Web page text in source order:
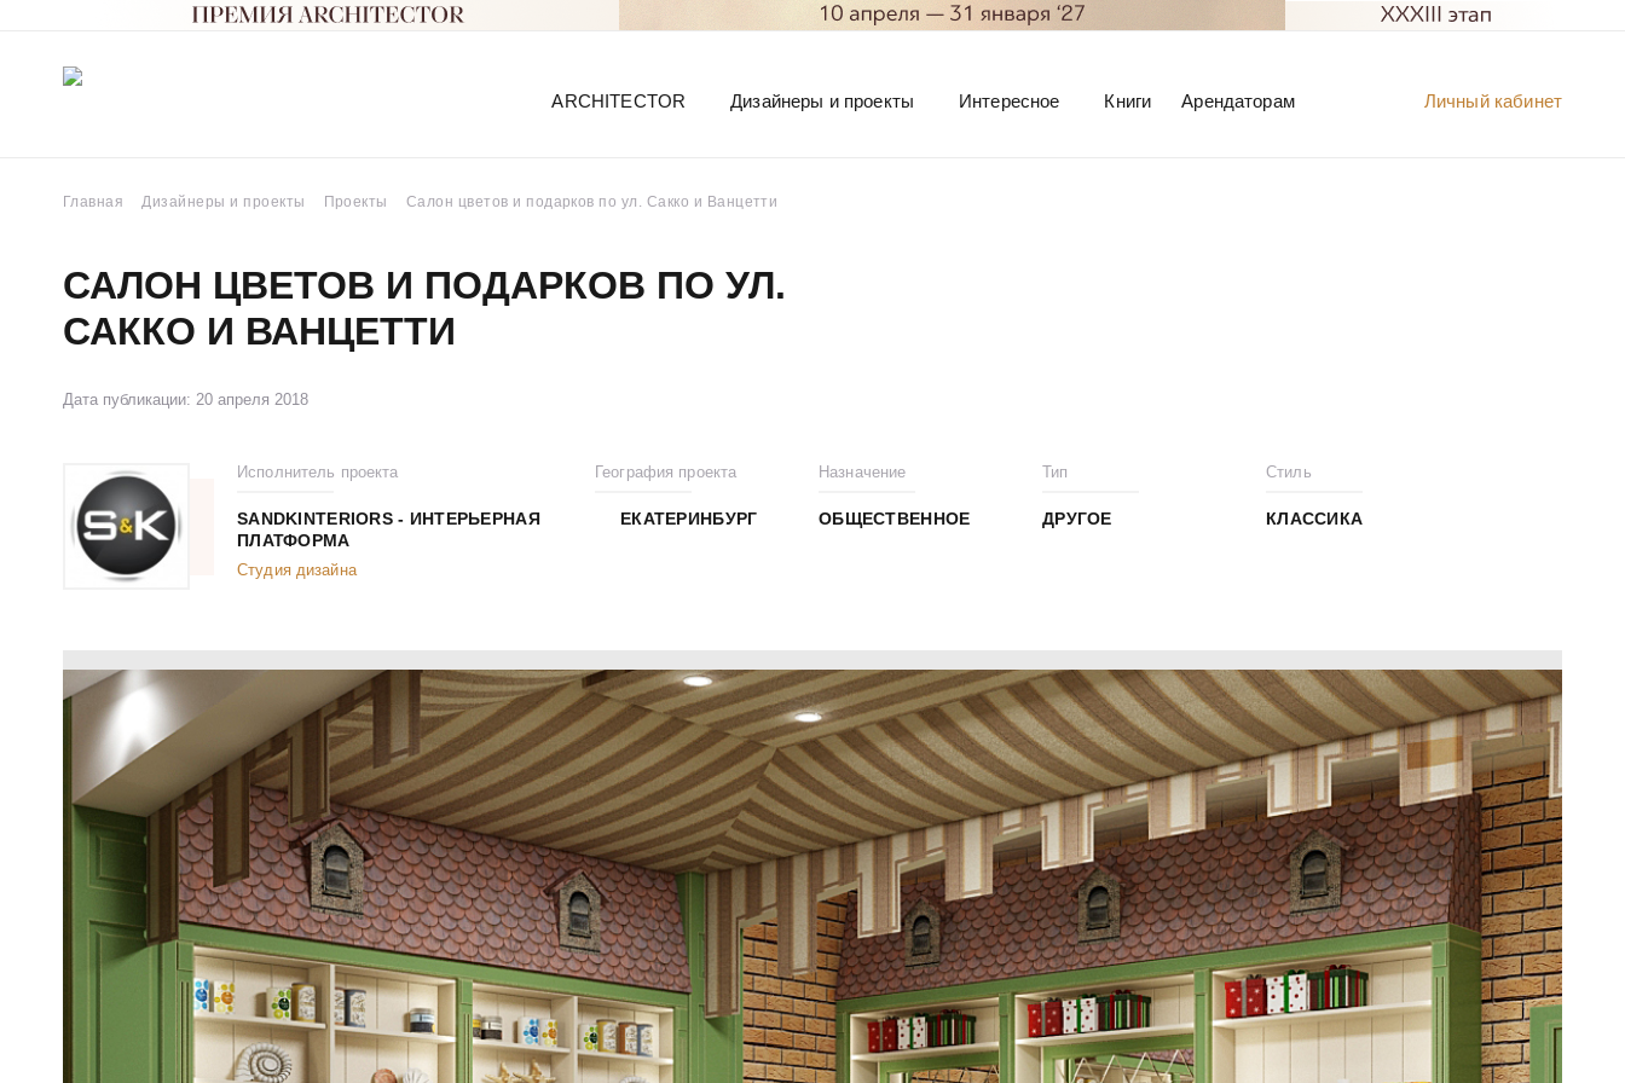
Личный кабинет
ARCHITECTOR Дизайнеры и проекты Интересное Книги Арендаторам
Главная Дизайнеры и проекты Проекты Салон цветов и подарков по ул. Сакко и Ванцетти
САЛОН ЦВЕТОВ И ПОДАРКОВ ПО УЛ.
САККО И ВАНЦЕТТИ
Дата публикации: 20 апреля 2018
Исполнитель проекта
SANDKINTERIORS - ИНТЕРЬЕРНАЯ
ПЛАТФОРМА
Студия дизайна
География проекта
ЕКАТЕРИНБУРГ
Назначение
ОБЩЕСТВЕННОЕ
Тип
ДРУГОЕ
Стиль
КЛАССИКА